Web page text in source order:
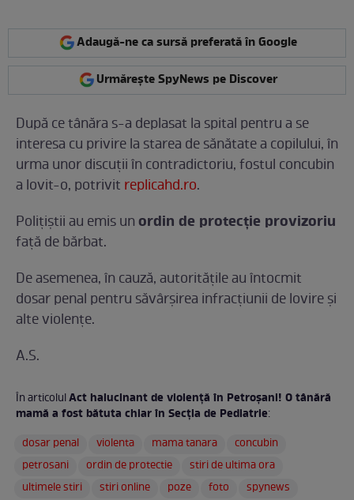
Adaugă-ne ca sursă preferată în Google
Urmărește SpyNews pe Discover
După ce tânăra s-a deplasat la spital pentru a se
interesa cu privire la starea de sănătate a copilului, în
urma unor discuții în contradictoriu, fostul concubin
a lovit-o, potrivit replicahd.ro.
Poliţiştii au emis unordin de protecție provizoriu
faţă de bărbat.
De asemenea, în cauză, autorităţile au întocmit
dosar penal pentru săvârșirea infracțiunii de lovire şi
alte violenţe.
A.S.
În articolulAct halucinant de violenţă în Petroşani! O tânără
mamă a fost bătuta chiar în Secţia de Pediatrie:
dosar penal
violenta mama tanara
concubin
petrosani
ordin de protectie
stiri de ultima ora
ultimele stiri
stiri online poze foto
spynews